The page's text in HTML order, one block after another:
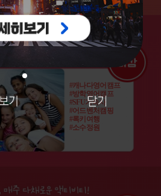
#캐나다영어캠프
#방학영어캠프
#SFU기숙사
#어드벤처캠핑
#록키여행
#소수정원